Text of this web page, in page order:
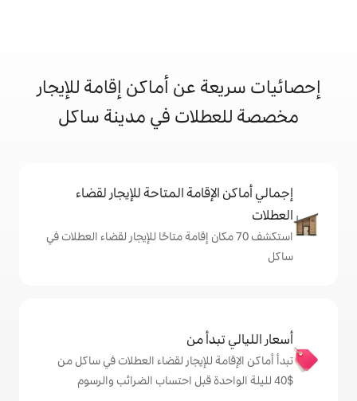
عن أماكن إقامة للإيجار
في مدينة ساكل
المتاحة للإيجار لقضاء
70 مكان إقامة متاحًا للإيجار لقضاء العطلات في
للإيجار لقضاء العطلات في ساكل من